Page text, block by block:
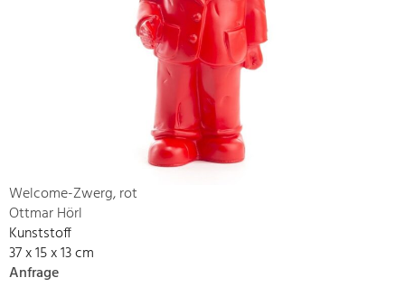
Welcome-Zwerg, rot
Ottmar Hörl
Kunststoff
37 x 15 x 13 cm
Anfrage